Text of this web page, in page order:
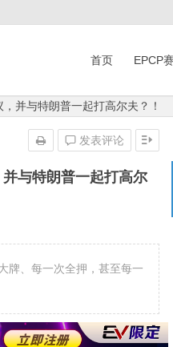
首页 EPCP
并与特朗普一起打高尔夫？！
与特朗普一起打高尔
发表评论
牌、每一次全押，甚至每一